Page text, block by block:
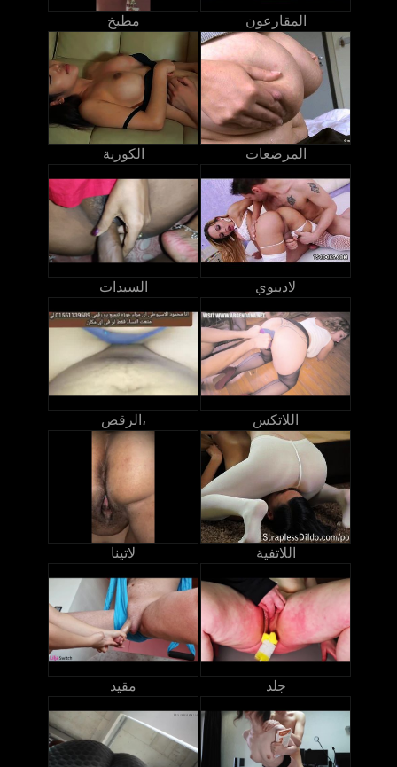
مطبخ المقارعون
الكورية المرضعات
السيدات لاديبوي
الرقص، اللاتكس
لاتينا اللاتفية
مقيد جلد